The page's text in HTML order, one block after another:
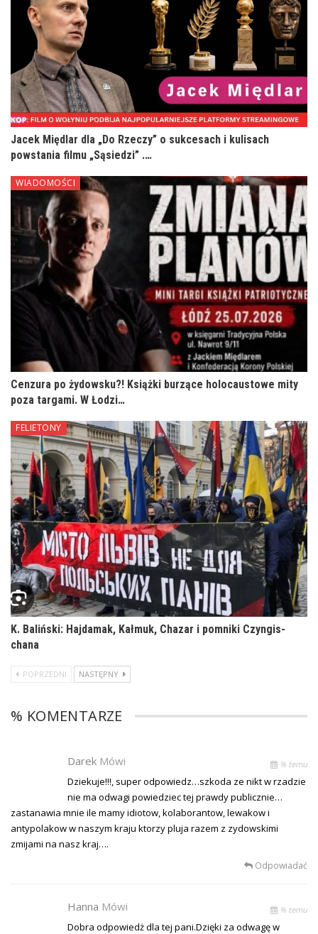
Jacek Międlar dla „Do Rzeczy” o sukcesach i kulisach
powstania filmu „Sąsiedzi” .…
WIADOMOŚCI
Cenzura po żydowsku?! Książki burzące holocaustowe mity
poza targami. W Łodzi…
FELIETONY
K. Baliński: Hajdamak, Kałmuk, Chazar i pomniki Czyngis-
chana
POPRZEDNI NASTĘPNY
% KOMENTARZE
Darek Mówi % temu
Dziekuje!!!, super odpowiedz…szkoda ze nikt w rzadzie
nie ma odwagi powiedziec tej prawdy publicznie…
zastanawia mnie ile mamy idiotow, kolaborantow, lewakow i
antypolakow w naszym kraju ktorzy pluja razem z zydowskimi
zmijami na nasz kraj….
Odpowiadać
Hanna Mówi % temu
Dobra odpowiedż dla tej pani.Dzięki za odwagę w